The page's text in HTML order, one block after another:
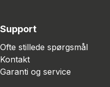
Support
Ofte stillede spørgsmål
Kontakt
Garanti og service